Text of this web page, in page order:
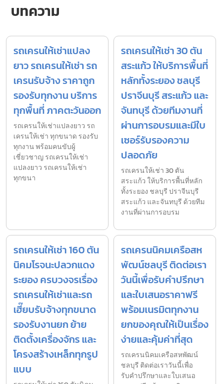
บทความ
รถเครนให้เช่าแปลง
ยาว รถเครนให้เช่า รถ
เครนรับจ้าง ราคาถูก
รองรับทุกงาน บริการ
ทุกพื้นที่ ภาคตะวันออก
รถเครนให้เช่าแปลงยาว รถ
เครนให้เช่า ทุกขนาด รองรับ
ทุกงาน พร้อมคนขับผู้
เชี่ยวชาญ รถเครนให้เช่า
แปลงยาว รถเครนให้เช่า
ทุกขนา
รถเครนให้เช่า 30 ตัน
สระแก้ว ให้บริการพื้นที่
หลักทั้งระยอง ชลบุรี
ปราจีนบุรี สระแก้ว และ
จันทบุรี ด้วยทีมงานที่
ผ่านการอบรมและมีใบ
เซอร์รับรองความ
ปลอดภัย
รถเครนให้เช่า 30 ตัน
สระแก้ว ให้บริการพื้นที่หลัก
ทั้งระยอง ชลบุรี ปราจีนบุรี
สระแก้ว และจันทบุรี ด้วยทีม
งานที่ผ่านการอบรม
รถเครนให้เช่า 160 ตัน
นิคมโรจนะปลวกแดง
ระยอง ครบวงจรเรื่อง
รถเครนให้เช่าและรถ
เฮี๊ยบรับจ้างทุกขนาด
รองรับงานยก ย้าย
ติดตั้งเครื่องจักร และ
โครงสร้างเหล็กทุกรูป
แบบ
รถเครนนิคมเครือสห
พัฒน์ชลบุรี ติดต่อเรา
วันนี้เพื่อรับคำปรึกษา
และใบเสนอราคาฟรี
พร้อมเนรมิตทุกงาน
ยกของคุณให้เป็นเรื่อง
ง่ายและคุ้มค่าที่สุด
รถเครนนิคมเครือสหพัฒน์
ชลบุรี ติดต่อเราวันนี้เพื่อ
รับคำปรึกษาและใบเสนอ